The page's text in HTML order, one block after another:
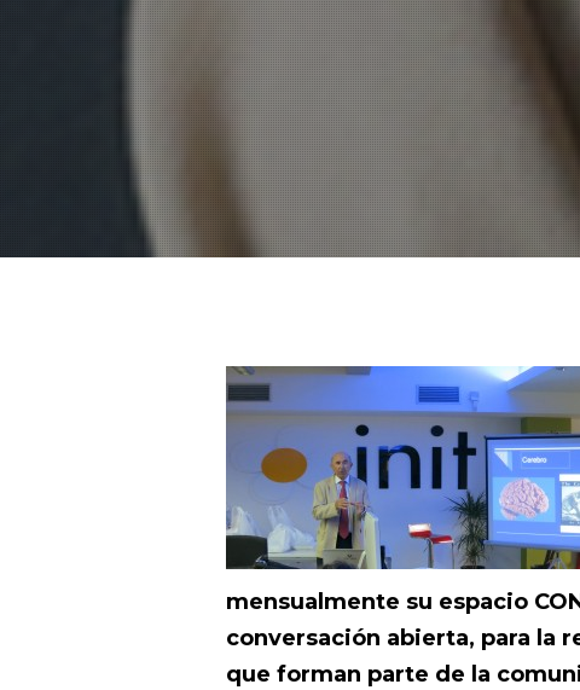
mensualmente su espacio
conversación abierta, para la
que forman parte de la